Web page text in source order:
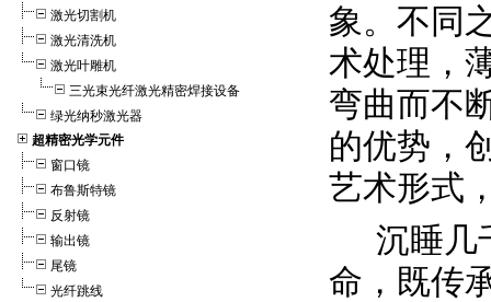
激光切割机
激光清洗机
激光叶雕机
三光束光纤激光精密焊接设备
绿光纳秒激光器
超精密光学元件
窗口镜
布鲁斯特镜
反射镜
输出镜
尾镜
光纤跳线
象。不同
术处理，
弯曲而不
的优势，
艺术形式
沉睡几
命，既传